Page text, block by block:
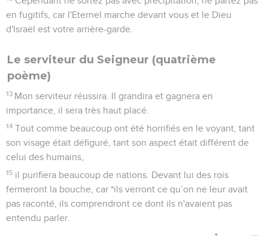
en fugitifs, car l'Eternel marche devant vous et le Dieu
d'Israël est votre arrière-garde.
Le serviteur du Seigneur (quatrième
poème)
13 Mon serviteur réussira. Il grandira et gagnera en
importance, il sera très haut placé.
14 Tout comme beaucoup ont été horrifiés en le voyant, tant
son visage était défiguré, tant son aspect était différent de
celui des humains,
15 il purifiera beaucoup de nations. Devant lui des rois
fermeront la bouche, car *ils verront ce qu’on ne leur avait
pas raconté, ils comprendront ce dont ils n'avaient pas
entendu parler.